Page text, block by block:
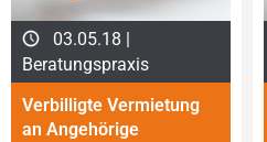
03.05.18 |
Beratungspraxis
Verbilligte Vermietung
an Angehörige